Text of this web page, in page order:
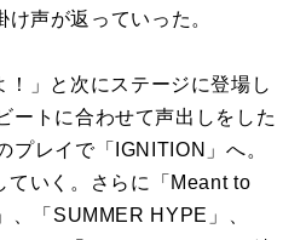
け声が返っていった。
！」と次にステージに登場し
ートに合わせて声出しをした
プレイで「 IGNITION 」へ。
いく。さらに「 Meant to
」、「 SUMMER HYPE 」、